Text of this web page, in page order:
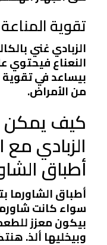
تقوية المناعة
الزبادي غني
النعناع
بيساعد في
من الأمراض.
كيف
الزبادي مع
أطباق
أطباق الشاورما
سواء كانت
بيكون معزز
وبيخليها ألذ.